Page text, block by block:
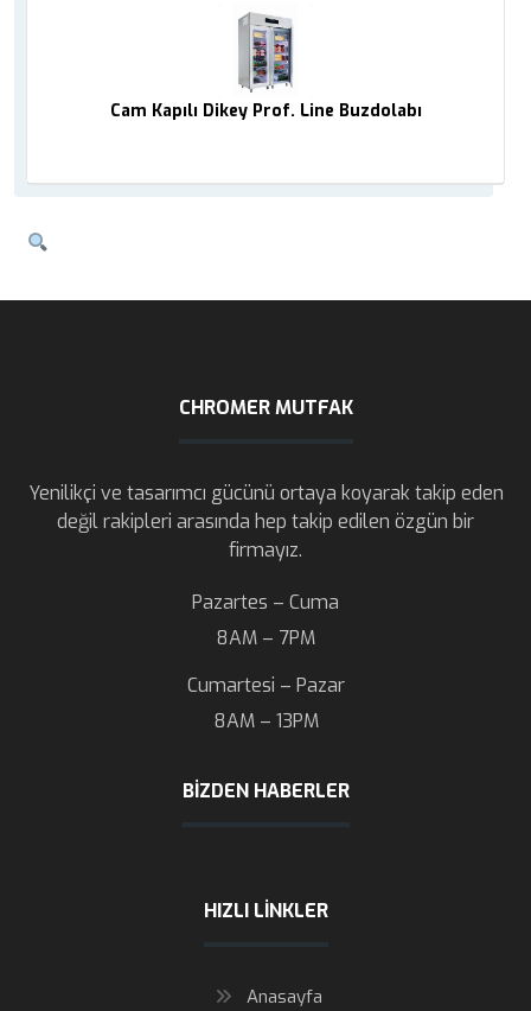
Cam Kapılı Dikey Prof. Line Buzdolabı
CHROMER MUTFAK
Yenilikçi ve tasarımcı gücünü ortaya koyarak takip eden
değil rakipleri arasında hep takip edilen özgün bir
firmayız.
Pazartes – Cuma
8AM – 7PM
Cumartesi – Pazar
8AM – 13PM
BIZDEN HABERLER
HIZLI LINKLER
Anasayfa